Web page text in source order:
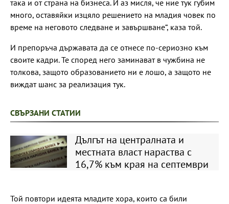
така и от страна на бизнеса. И аз мисля, че ние тук губим
много, оставяйки изцяло решението на младия човек по
време на неговото следване и завършване“, каза той.
И препоръча държавата да се отнесе по-сериозно към
своите кадри. Те според него заминават в чужбина не
толкова, защото образованието ни е лошо, а защото не
виждат шанс за реализация тук.
СВЪРЗАНИ СТАТИИ
Дългът на централната и
местната власт нараства с
16,7% към края на септември
Той повтори идеята младите хора, които са били